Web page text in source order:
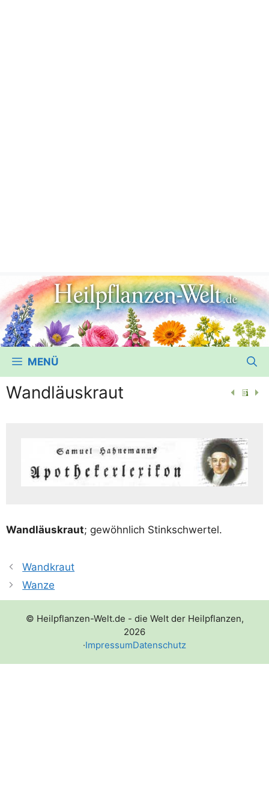
MENÜ
Wandläuskraut
Wand­lä­us­kraut; gewöhn­lich Stinkschwertel.
Wandkraut
Wanze
© Heilpflanzen-Welt.de - die Welt der Heilpflanzen,
2026
·ImpressumDatenschutz